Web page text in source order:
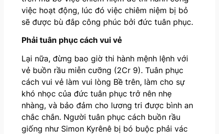
việc hoạt động, lúc đó việc chiêm niệm bị bỏ
sẽ được bù đắp công phúc bởi đức tuân phục.
Phải tuân phục cách vui vẻ
Lại nữa, đừng bao giờ thi hành mệnh lệnh với
vẻ buồn rầu miễn cưỡng (2Cr 9). Tuân phục
cách vui vẻ làm vui lòng Bề trên, làm cho sự
khó nhọc của đức tuân phục trở nên nhẹ
nhàng, và bảo đảm cho lương tri được bình an
chắc chắn. Người tuân phục cách buồn rầu
giống như Simon Kyrênê bị bó buộc phải vác